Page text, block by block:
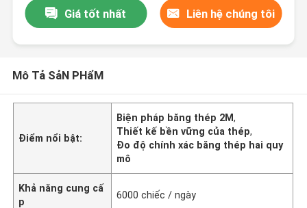
Giá tốt nhất Liên hệ chúng tôi
Mô Tả SảN PHẩM
Điểm nổi bật:
Biện pháp băng thép 2M,
Thiết kế bền vững của thép,
Đo độ chính xác băng thép hai quy
mô
Khả năng cung cấ
p
6000 chiếc / ngày